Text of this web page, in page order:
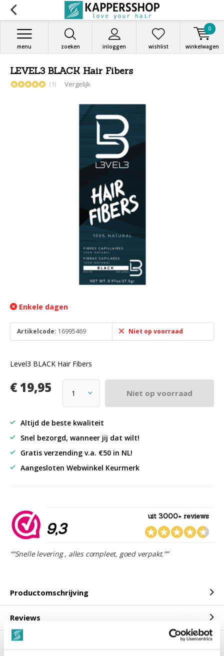
zoeken inloggen
menu wishlist winkelwagen
0
LEVEL3 BLACK Hair Fibers
(1) Vergelijk
Enkele dagen
Artikelcode: 16995469 Niet op voorraad
Level3 BLACK Hair Fibers
€ 19,95 Niet op voorraad
Altijd de beste kwaliteit
Snel bezorgd, wanneer jij dat wilt!
Gratis verzending v.a. €50 in NL!
Aangesloten Webwinkel Keurmerk
9,3
uit 3000+ reviews
““Snelle levering , alles compleet, goed verpakt.””
Productomschrijving
Reviews